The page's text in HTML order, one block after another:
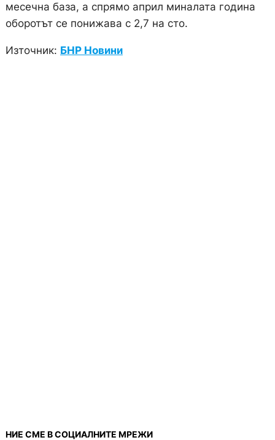
месечна база, а спрямо април миналата година
оборотът се понижава с 2,7 на сто.
Източник: БНР Новини
НИЕ СМЕ В СОЦИАЛНИТЕ МРЕЖИ